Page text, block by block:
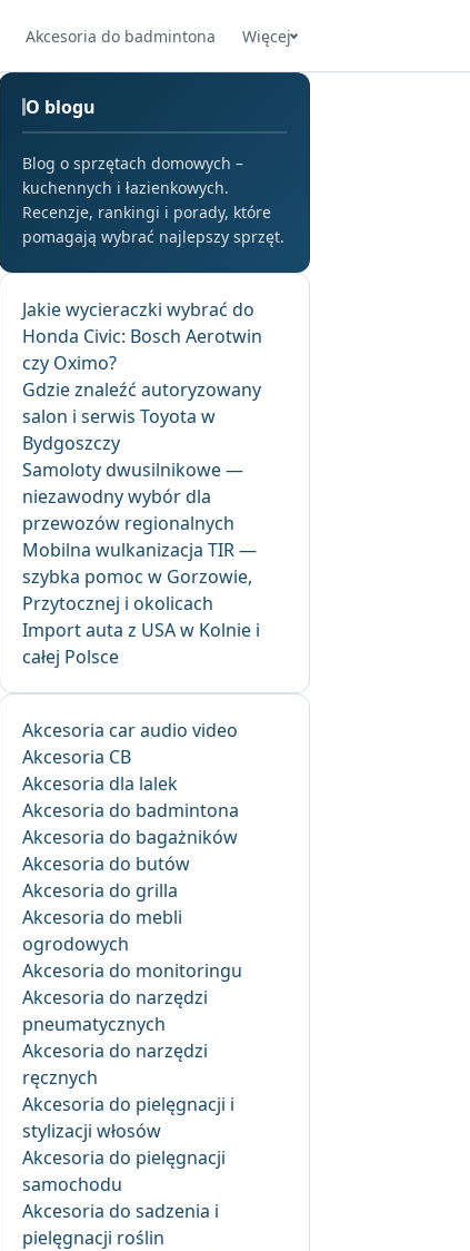
Akcesoria do badmintona Więcej
O blogu
Blog o sprzętach domowych –
kuchennych i łazienkowych.
Recenzje, rankingi i porady, które
pomagają wybrać najlepszy sprzęt.
Jakie wycieraczki wybrać do
Honda Civic: Bosch Aerotwin
czy Oximo?
Gdzie znaleźć autoryzowany
salon i serwis Toyota w
Bydgoszczy
Samoloty dwusilnikowe —
niezawodny wybór dla
przewozów regionalnych
Mobilna wulkanizacja TIR —
szybka pomoc w Gorzowie,
Przytocznej i okolicach
Import auta z USA w Kolnie i
całej Polsce
Akcesoria car audio video
Akcesoria CB
Akcesoria dla lalek
Akcesoria do badmintona
Akcesoria do bagażników
Akcesoria do butów
Akcesoria do grilla
Akcesoria do mebli
ogrodowych
Akcesoria do monitoringu
Akcesoria do narzędzi
pneumatycznych
Akcesoria do narzędzi
ręcznych
Akcesoria do pielęgnacji i
stylizacji włosów
Akcesoria do pielęgnacji
samochodu
Akcesoria do sadzenia i
pielęgnacji roślin